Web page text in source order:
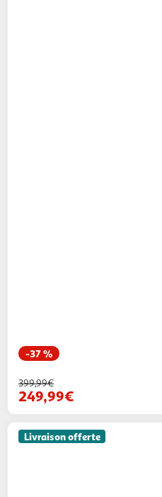
-37 %
399,99€
249,99€
Livraison offerte